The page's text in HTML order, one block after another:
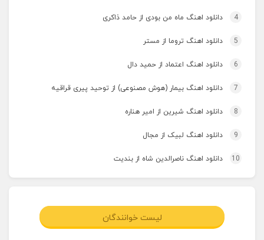
4 دانلود اهنگ ماه من بودی از حامد ذاکری
5 دانلود اهنگ تروما از مستر
6 دانلود اهنگ اعتماد از حمید دال
7 دانلود اهنگ بیمار (هوش مصنوعی) از توحید پیری قراقیه
8 دانلود اهنگ شیرین از امیر هناره
9 دانلود اهنگ لبیک از مجال
10 دانلود اهنگ ناصرالدین شاه از بندیت
لیست خوانندگان